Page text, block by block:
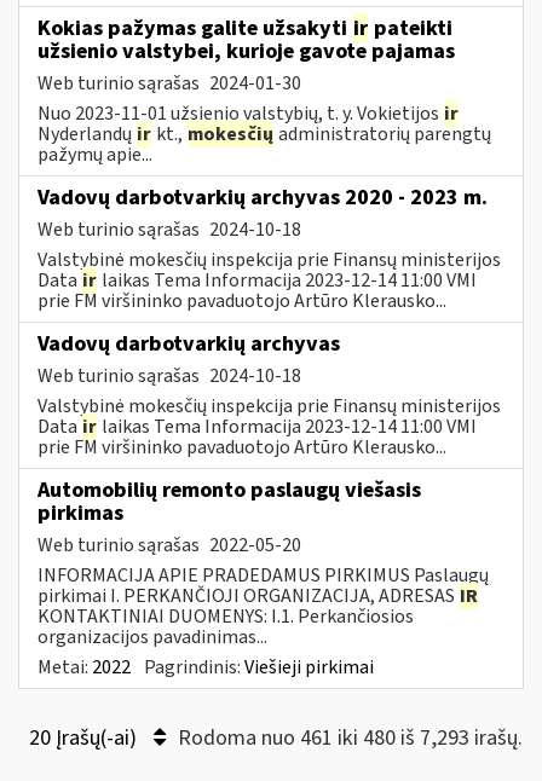
Kokias pažymas galite užsakyti ir pateikti
užsienio valstybei, kurioje gavote pajamas
Web turinio sąrašas 2024-01-30
Nuo 2023-11-01 užsienio valstybių, t. y. Vokietijos ir
Nyderlandų ir kt., mokesčių administratorių parengtų
pažymų apie...
Vadovų darbotvarkių archyvas 2020 - 2023 m.
Web turinio sąrašas 2024-10-18
Valstybinė mokesčių inspekcija prie Finansų ministerijos
Data ir laikas Tema Informacija 2023-12-14 11:00 VMI
prie FM viršininko pavaduotojo Artūro Klerausko...
Vadovų darbotvarkių archyvas
Web turinio sąrašas 2024-10-18
Valstybinė mokesčių inspekcija prie Finansų ministerijos
Data ir laikas Tema Informacija 2023-12-14 11:00 VMI
prie FM viršininko pavaduotojo Artūro Klerausko...
Automobilių remonto paslaugų viešasis
pirkimas
Web turinio sąrašas 2022-05-20
INFORMACIJA APIE PRADEDAMUS PIRKIMUS Paslaugų
pirkimai I. PERKANČIOJI ORGANIZACIJA, ADRESAS IR
KONTAKTINIAI DUOMENYS: I.1. Perkančiosios
organizacijos pavadinimas...
Metai: 2022 Pagrindinis:Viešieji pirkimai
20 Įrašų(-ai) Rodoma nuo 461 iki 480 iš 7,293 irašų.